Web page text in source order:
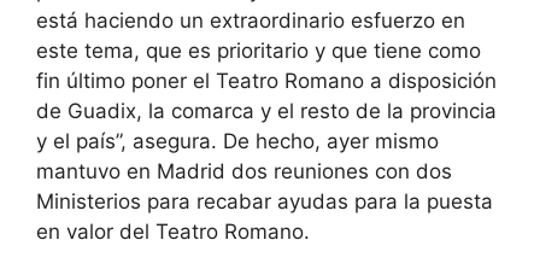
está haciendo un extraordinario esfuerzo en
este tema, que es prioritario y que tiene como
fin último poner el Teatro Romano a disposición
de Guadix, la comarca y el resto de la provincia
y el país”, asegura. De hecho, ayer mismo
mantuvo en Madrid dos reuniones con dos
Ministerios para recabar ayudas para la puesta
en valor del Teatro Romano.